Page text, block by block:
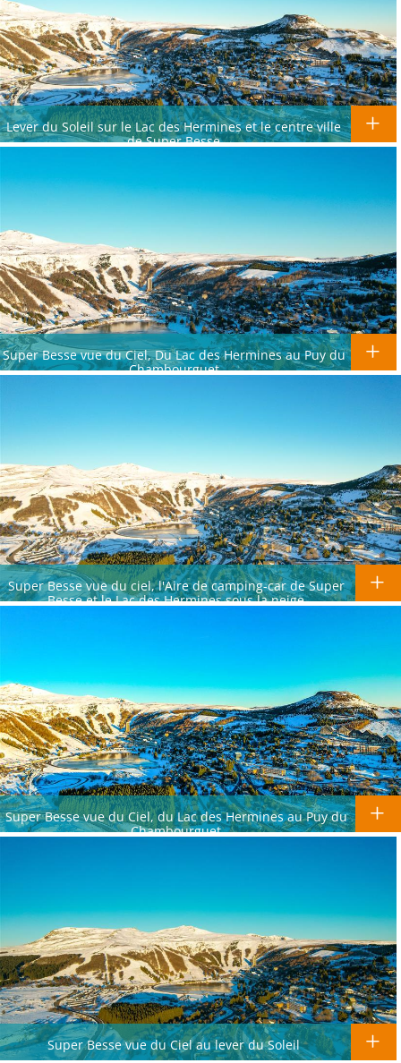
Lever du Soleil sur le Lac des Hermines et le centre ville
de Super Besse
Super Besse vue du Ciel, Du Lac des Hermines au Puy du
Chambourguet
Super Besse vue du ciel, l'Aire de camping-car de Super
Besse et le Lac des Hermines sous la neige
Super Besse vue du Ciel, du Lac des Hermines au Puy du
Chambourguet
Super Besse vue du Ciel au lever du Soleil